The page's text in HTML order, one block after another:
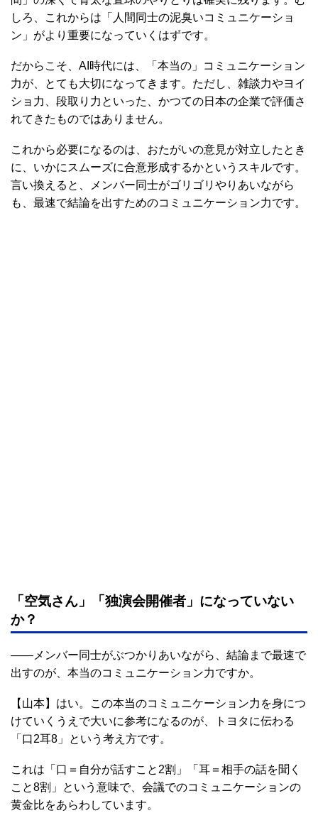
しろ、これからは「人間同士の泥臭いコミュニケーショ
ン」がより重要になっていくはずです。
だからこそ、AI時代には、「本当の」コミュニケーション
力が、とても大切になってきます。ただし、雑談力やヨイ
ショ力、段取り力といった、かつての日本の企業で評価さ
れてきたものではありません。
これから必要になるのは、おたがいの意見が対立したとき
に、いかにスムーズに合意形成するかというスキルです。
言い換えると、メンバー同士がゴリゴリやりあいながら
も、最速で結論を出すためのコミュニケーション力です。
「空気さん」「独演会開催者」になっていない
か？
――メンバー同士がぶつかりあいながら、結論まで最速で
出すのが、本当のコミュニケーション力ですか。
【山本】はい。この本当のコミュニケーション力を身につ
けていくうえで大いに参考になるのが、トヨタに伝わる
「口2耳8」という考え方です。
これは「口＝自分が話すこと2割」「耳＝相手の話を聞く
こと8割」という意味で、会議でのコミュニケーションの
黄金比をあらわしています。